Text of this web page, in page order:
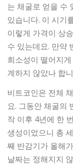
는 채굴로 얻을 수
있습니다. 이 시기
이렇게 가격이 상
수 있는데요. 만약
희소성이 떨어지
계하지 않았나 합
비트코인은 전체
요. 그동안 채굴의
작 이후 4년에 한
생성이었으니 총
째 반감기가 올해
날짜는 정해지지